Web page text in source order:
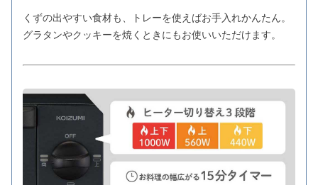
くずの出やすい食材も、トレーを使えばお手入れかんたん。
グラタンやクッキーを焼くときにもお使いいただけます。